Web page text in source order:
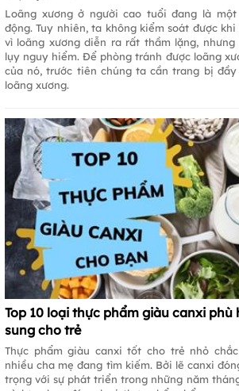
Loãng xương ở người cao tuổi đang là
động. Tuy nhiên, ta không kiểm soát được
vì loãng xương diễn ra rất thầm lặng,
lụy nguy hiểm. Để phòng tránh được loãng
của nó, trước tiên chúng ta cần trang bị
loãng xương.
Top 10 loại thực phẩm giàu canxi phù
sung cho trẻ
Thực phẩm giàu canxi tốt cho trẻ nhỏ
nhiều cha mẹ đang tìm kiếm. Bởi lẽ canxi
trọng với sự phát triển trong những năm